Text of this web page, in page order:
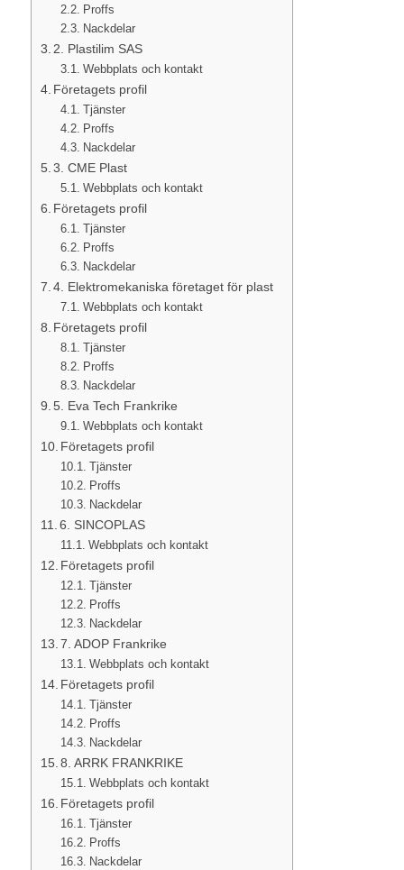
Proffs
Nackdelar
2. Plastilim SAS
Webbplats och kontakt
Företagets profil
Tjänster
Proffs
Nackdelar
3. CME Plast
Webbplats och kontakt
Företagets profil
Tjänster
Proffs
Nackdelar
4. Elektromekaniska företaget för plast
Webbplats och kontakt
Företagets profil
Tjänster
Proffs
Nackdelar
5. Eva Tech Frankrike
Webbplats och kontakt
Företagets profil
Tjänster
Proffs
Nackdelar
6. SINCOPLAS
Webbplats och kontakt
Företagets profil
Tjänster
Proffs
Nackdelar
7. ADOP Frankrike
Webbplats och kontakt
Företagets profil
Tjänster
Proffs
Nackdelar
8. ARRK FRANKRIKE
Webbplats och kontakt
Företagets profil
Tjänster
Proffs
Nackdelar